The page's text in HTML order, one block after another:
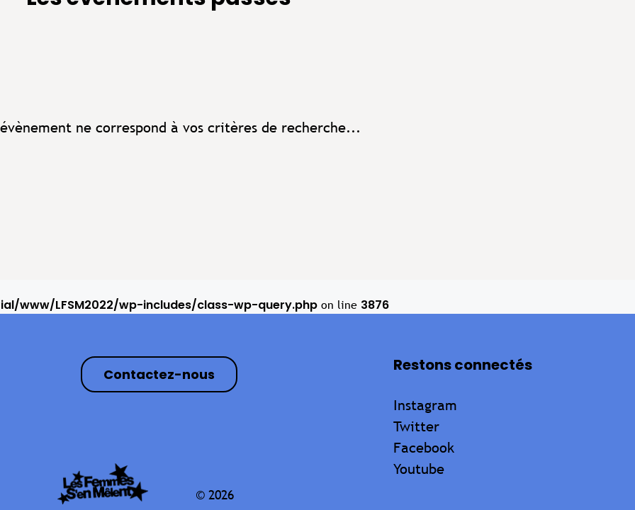
ne correspond à vos critères de recherche...
www/LFSM2022/wp-includes/class-wp-query.php on line 3876
Contactez-nous
© 2026
Restons connectés
Instagram
Twitter
Facebook
Youtube